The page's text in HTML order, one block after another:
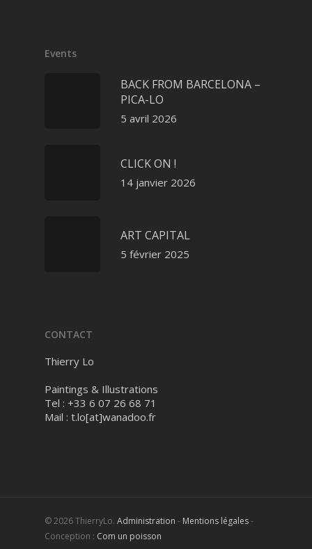
Events
BACK FROM BARCELONA –
PICA-LO
5 avril 2026
CLICK ON !
14 janvier 2026
ART CAPITAL
5 février 2025
CONTACT
Thierry Lo
Paintings & Illustrations
Tel : +33 6 07 26 68 71
Mail : t.lo[at]wanadoo.fr
© 2026 ThierryLo. Administration - Mentions légales-
Conception : Com un poisson